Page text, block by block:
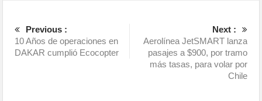
Previous :
10 Años de operaciones en
DAKAR cumplió Ecocopter
Next :
Aerolínea JetSMART lanza
pasajes a $900, por tramo
más tasas, para volar por
Chile